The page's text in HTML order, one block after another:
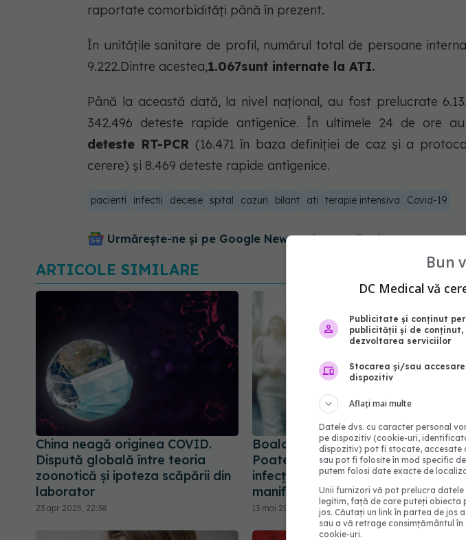
raportate comorbidități până în prezent.
În unitățile sanitare de profil, numărul total de persoane
9.222.Dintre acestea,1.067sunt internate la ATI.
Până la această dată, la nivel național, au fost prelucrate
342.496 deteste rapide antigenice. În ultimele 24 de ore
deteste RT-PCR (16.471 în baza definiției de caz și a
cerere) și 8.469 deteste rapide antigenice.
pacienti infectii decese spital cazuri bilant ati terapie intensiva Covid-19
Urmărește-ne și pe Google News - abonează‑te!
ARTICOLE SIMILARE
China neagă originea COVID.
Dispută globală între teoria
zoonotică și ipoteza scăpării din
laborator
23 apr 2025, 22:38
Boala fatală asociată cu COVID.
Poate fi declanșată și de
infecțiile ușoare. Cum se
manifestă
13 mai 2024, 08:44
Bun
DC Medical vă
Publicitate și conținut
publicității și de
dezvoltarea serviciilor
Stocarea și/sau
dispozitiv
Aflați mai multe
Datele dvs. cu caracter personal
pe dispozitiv (cookie-uri,
dispozitiv) pot fi stocate, accesate
sau pot fi folosite în mod specific
putem folosi date exacte de
Unii furnizori vă pot prelucra
legitim, față de care puteți obiecta
jos. Căutați un link în partea de jos
sau a vă retrage consimțământul
cookie-uri.